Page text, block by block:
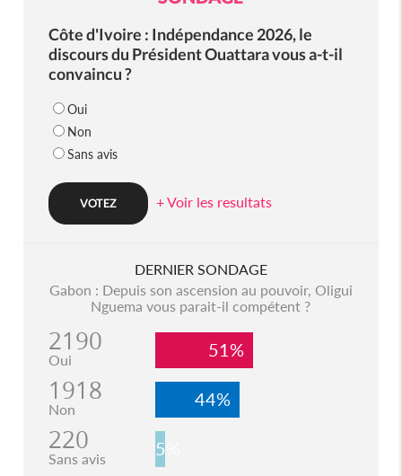
Côte d'Ivoire : Indépendance 2026, le
discours du Président Ouattara vous a-t-il
convaincu ?
Oui
Non
Sans avis
+ Voir les resultats
DERNIER SONDAGE
Gabon : Depuis son ascension au pouvoir, Oligui
Nguema vous parait-il compétent ?
2190
Oui 51%
1918
Non 44%
220
Sans avis 5%